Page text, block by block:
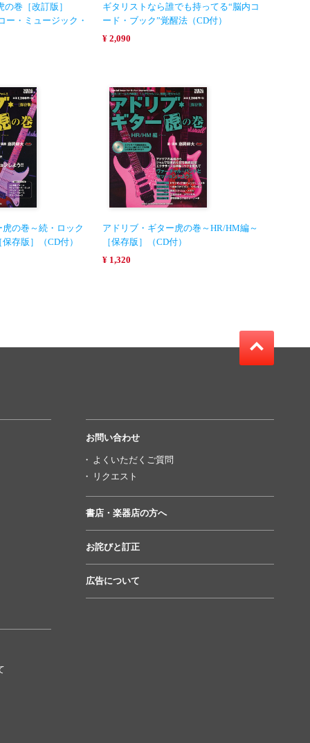
巻［改訂版］
ー・ミュージック・
ギタリストなら誰でも持ってる“脳内コ
ード・ブック”覚醒法（CD付）
¥ 2,090
の巻～続・ロック
存版］（CD付）
アドリブ・ギター虎の巻～HR/HM編～
［保存版］（CD付）
¥ 1,320
お問い合わせ
よくいただくご質問
リクエスト
書店・楽器店の方へ
お詫びと訂正
広告について